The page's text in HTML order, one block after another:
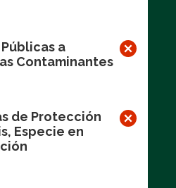
a
Contaminantes
de Protección
Especie en